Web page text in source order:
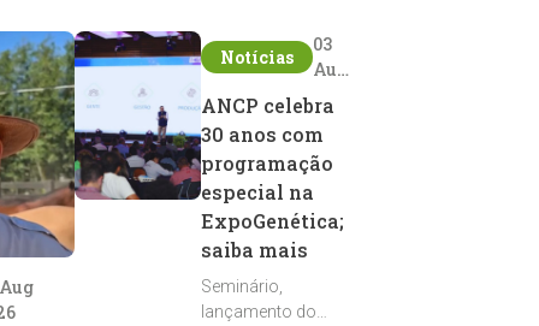
Notícias
03
Aug
ANCP celebra
30 anos com
programação
especial na
ExpoGenética;
saiba mais
Seminário,
lançamento do